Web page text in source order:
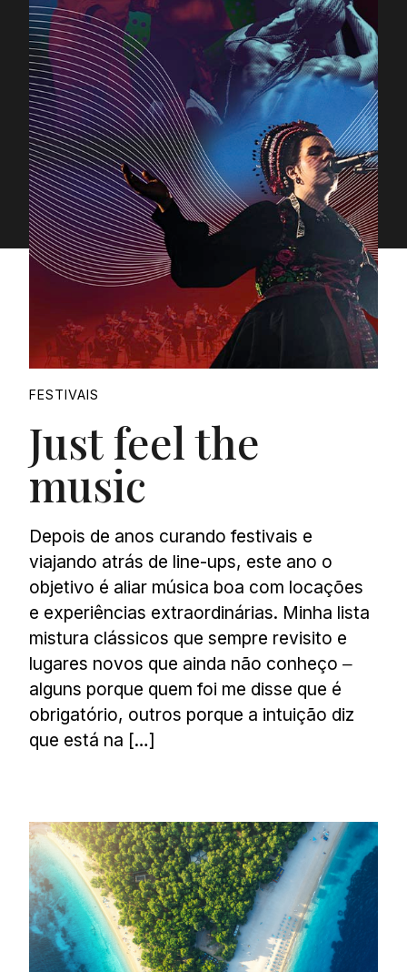
Proudly
FESTIVAIS
Just feel the
music
Depois de anos curando festivais e
viajando atrás de line-ups, este ano o
objetivo é aliar música boa com locações
e experiências extraordinárias. Minha lista
mistura clássicos que sempre revisito e
lugares novos que ainda não conheço ‒
alguns porque quem foi me disse que é
obrigatório, outros porque a intuição diz
que está na […]